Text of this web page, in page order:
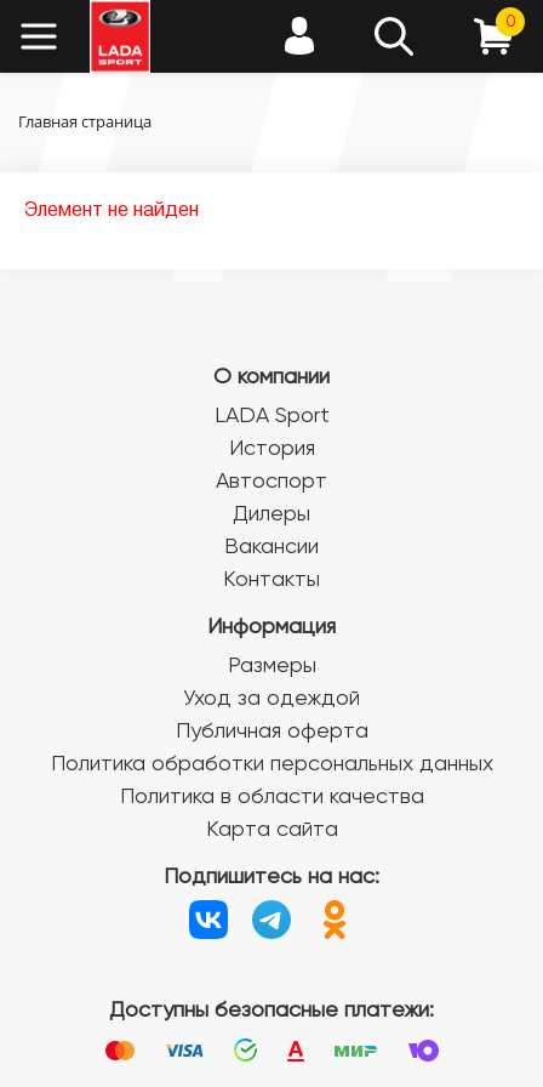
0
Главная страница
Элемент не найден
О компании
LADA Sport
История
Автоспорт
Дилеры
Вакансии
Контакты
Информация
Размеры
Уход за одеждой
Публичная оферта
Политика обработки персональных данных
Политика в области качества
Карта сайта
Подпишитесь на нас:
Доступны безопасные платежи: